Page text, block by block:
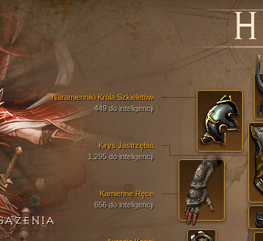
H
Kirys Jastrzębia
1,295 do inteligencji
Kamienne Ręce
656 do inteligencji
Naramienniki Króla Szkieletów
449 do inteligencji